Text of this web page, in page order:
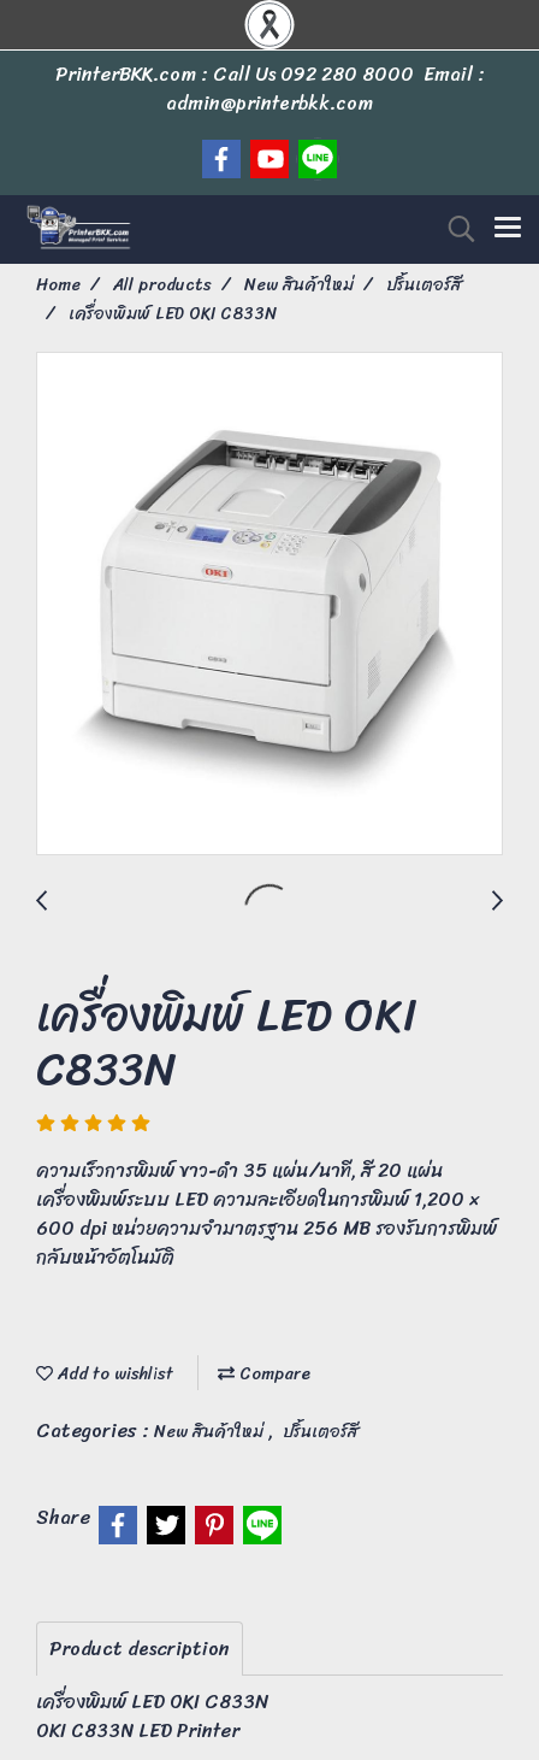
PrinterBKK.com : Call Us092 280 8000 Email :
admin@printerbkk.com
Home All products New สินค้าใหม่
ปริ้นเตอร์สี
เครื่องพิมพ์ LED OKI C833N
เครื่องพิมพ์ LED OKI
C833N
ความเร็วการพิมพ์ ขาว-ดำ 35 แผ่น/นาที, สี 20 แผ่น
เครื่องพิมพ์ระบบ LED ความละเอียดในการพิมพ์ 1,200 ×
600 dpi หน่วยความจำมาตรฐาน 256 MB รองรับการพิมพ์
กลับหน้าอัตโนมัติ
Add to wishlist Compare
Categories : New สินค้าใหม่, ปริ้นเตอร์สี
Share
Product description
เครื่องพิมพ์ LED OKI C833N
OKI C833N LED Printer